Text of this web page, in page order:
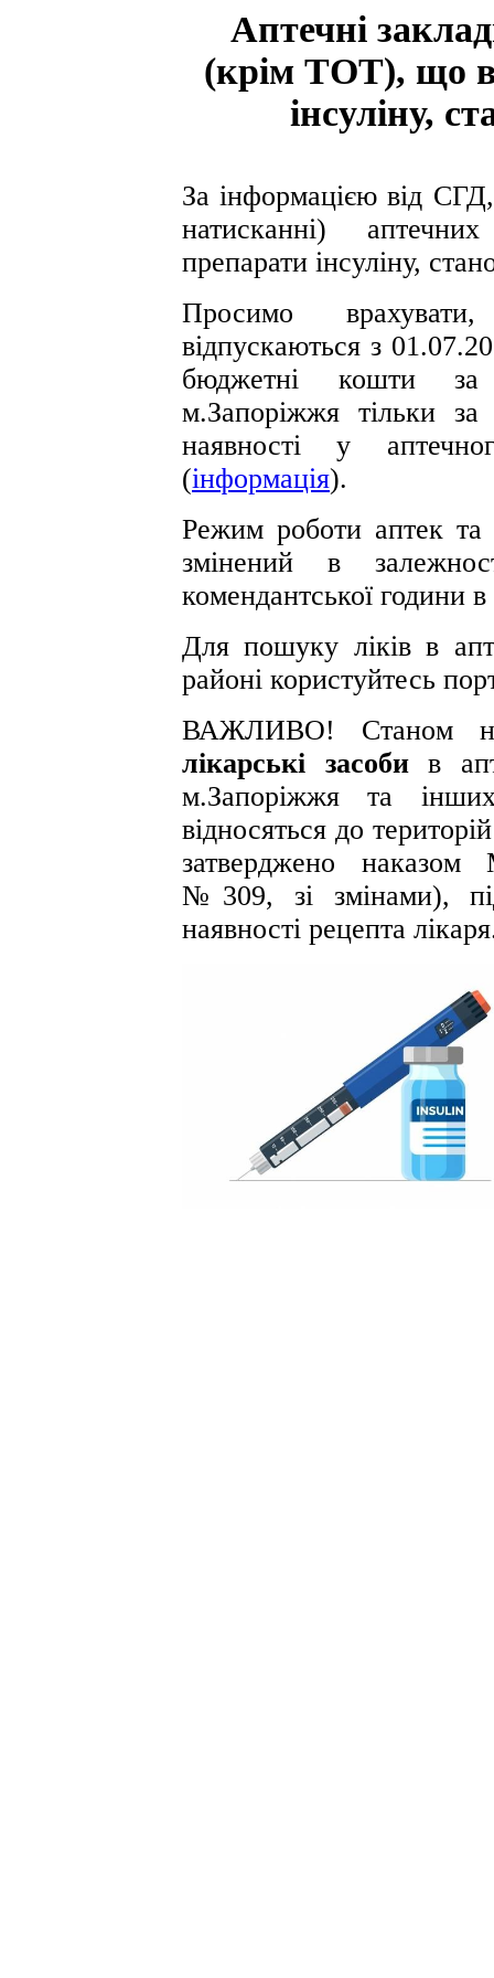
Аптечні
(крім ТОТ), що
інсуліну,
За інформацією від
натисканні)
препарати інсуліну,
Просимо
відпускаються з
бюджетні кошти за
м.Запоріжжя тільки
наявності у
(інформація).
Режим роботи аптек та
змінений в
комендантської години
Для пошуку ліків в
районі користуйтесь
ВАЖЛИВО! Станом
лікарські засобив
м.Запоріжжя та
відносяться до
затверджено наказом
№309, зі змінами),
наявності рецепта